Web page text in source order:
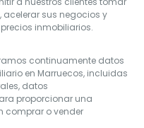
sus negocios y
inmobiliarios.
continuamente datos
en Marruecos, incluidas
datos
proporcionar una
comprar o vender